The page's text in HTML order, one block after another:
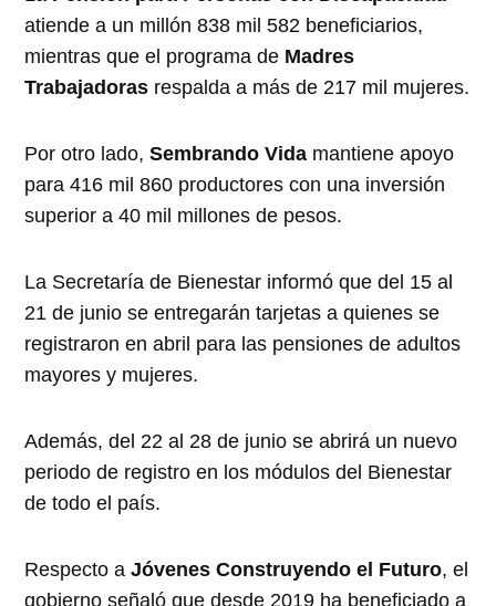
atiende a un millón 838 mil 582 beneficiarios,
mientras que el programa de Madres
Trabajadoras respalda a más de 217 mil mujeres.
Por otro lado,Sembrando Vida mantiene apoyo
para 416 mil 860 productores con una inversión
superior a 40 mil millones de pesos.
La Secretaría de Bienestar informó que del 15 al
21 de junio se entregarán tarjetas a quienes se
registraron en abril para las pensiones de adultos
mayores y mujeres.
Además, del 22 al 28 de junio se abrirá un nuevo
periodo de registro en los módulos del Bienestar
de todo el país.
Respecto aJóvenes Construyendo el Futuro, el
gobierno señaló que desde 2019 ha beneficiado a